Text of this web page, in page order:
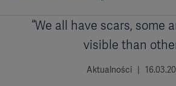
“We all have scars, some
visible than
Aktualności |